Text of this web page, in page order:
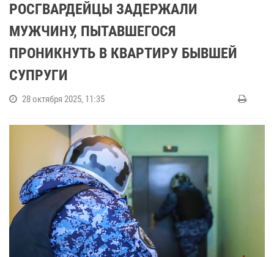
РОСГВАРДЕЙЦЫ ЗАДЕРЖАЛИ
МУЖЧИНУ, ПЫТАВШЕГОСЯ
ПРОНИКНУТЬ В КВАРТИРУ БЫВШЕЙ
СУПРУГИ
28 октября 2025, 11:35